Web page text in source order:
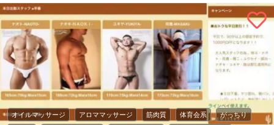
オイルマッサージ アロママッサージ 筋肉質 体育会系
がっちり